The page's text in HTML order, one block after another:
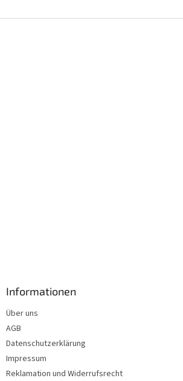
Informationen
Über uns
AGB
Datenschutzerklärung
Impressum
Reklamation und Widerrufsrecht